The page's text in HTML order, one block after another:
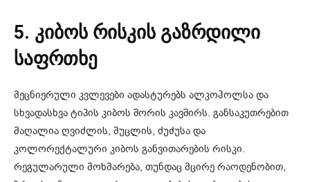
5. კიბოს რისკის გაზრდილი
საფრთხე
მეცნიერული კვლევები ადასტურებს ალკოჰოლსა და
სხვადასხვა ტიპის კიბოს შორის კავშირს. განსაკუთრებით
მაღალია ღვიძლის, მუცლის, ძუძუსა და
კოლორექტალური კიბოს განვითარების რისკი.
რეგულარული მოხმარება, თუნდაც მცირე რაოდენობით,